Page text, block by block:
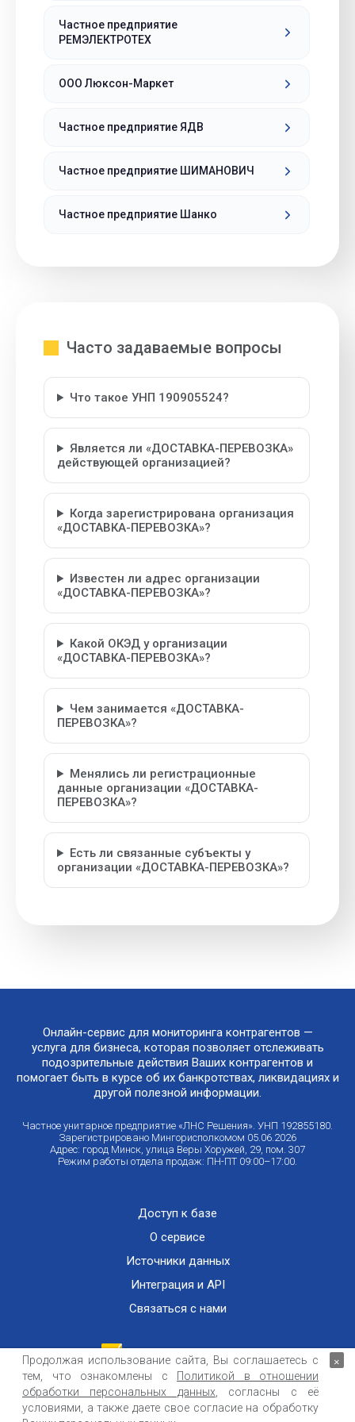
Частное предприятие
РЕМЭЛЕКТРОТЕХ
ООО Люксон-Маркет
Частное предприятие ЯДВ
Частное предприятие ШИМАНОВИЧ
Частное предприятие Шанко
Часто задаваемые вопросы
Что такое УНП 190905524?
Является ли «ДОСТАВКА-ПЕРЕВОЗКА»
действующей организацией?
Когда зарегистрирована организация
«ДОСТАВКА-ПЕРЕВОЗКА»?
Известен ли адрес организации
«ДОСТАВКА-ПЕРЕВОЗКА»?
Какой ОКЭД у организации
«ДОСТАВКА-ПЕРЕВОЗКА»?
Чем занимается «ДОСТАВКА-
ПЕРЕВОЗКА»?
Менялись ли регистрационные
данные организации «ДОСТАВКА-
ПЕРЕВОЗКА»?
Есть ли связанные субъекты у
организации «ДОСТАВКА-ПЕРЕВОЗКА»?
Онлайн-сервис для мониторинга контрагентов —
услуга для бизнеса, которая позволяет отслеживать
подозрительные действия Ваших контрагентов и
помогает быть в курсе об их банкротствах, ликвидациях и
другой полезной информации.
Частное унитарное предприятие «ЛНС Решения». УНП 192855180.
Зарегистрировано Мингорисполкомом 05.06.2026
Адрес: город Минск, улица Веры Хоружей, 29, пом. 307
Режим работы отдела продаж: ПН-ПТ 09:00–17:00.
Доступ к базе
О сервисе
Источники данных
Интеграция и API
Связаться с нами
Публичный договор оказания информационных услуг
ООО «Контемпорари» не несет ответственности за достоверность информации,
получаемой из открытых источников и от третьих лиц.
Продолжая использование сайта, Вы соглашаетесь с
тем, что ознакомлены с
Политикой в отношении
обработки персональных данных , согласны с её
условиями, а также даете свое согласие на обработку
×